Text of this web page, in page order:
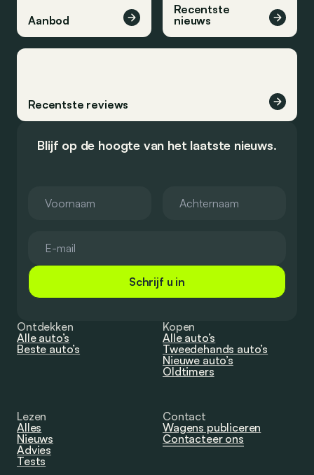
Aanbod
Recentste
nieuws
Recentste reviews
Blijf op de hoogte van het laatste nieuws.
Schrijf u in
Ontdekken
Alle auto’s
Beste auto’s
Kopen
Alle auto’s
Tweedehands auto’s
Nieuwe auto’s
Oldtimers
Lezen
Alles
Nieuws
Advies
Tests
Contact
Wagens publiceren
Contacteer ons